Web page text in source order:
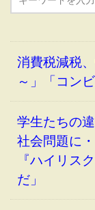
消費税減税
～」「コン
学生たちの
社会問題に
『ハイリス
だ」